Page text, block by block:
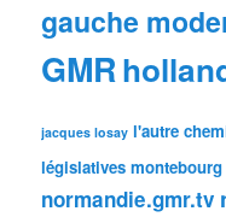
gauche
GMR
jacques losay l'autre
législatives montebourg
normandie.gmr.tv